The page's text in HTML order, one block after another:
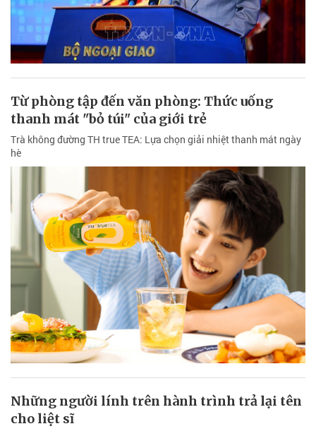
Từ phòng tập đến văn phòng: Thức uống
thanh mát "bỏ túi" của giới trẻ
Trà không đường TH true TEA: Lựa chọn giải nhiệt thanh mát ngày
hè
Những người lính trên hành trình trả lại tên
cho liệt sĩ